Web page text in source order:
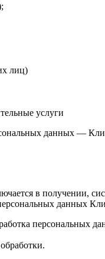
лиц)
услуги
данных —
в получении,
данных
персональных